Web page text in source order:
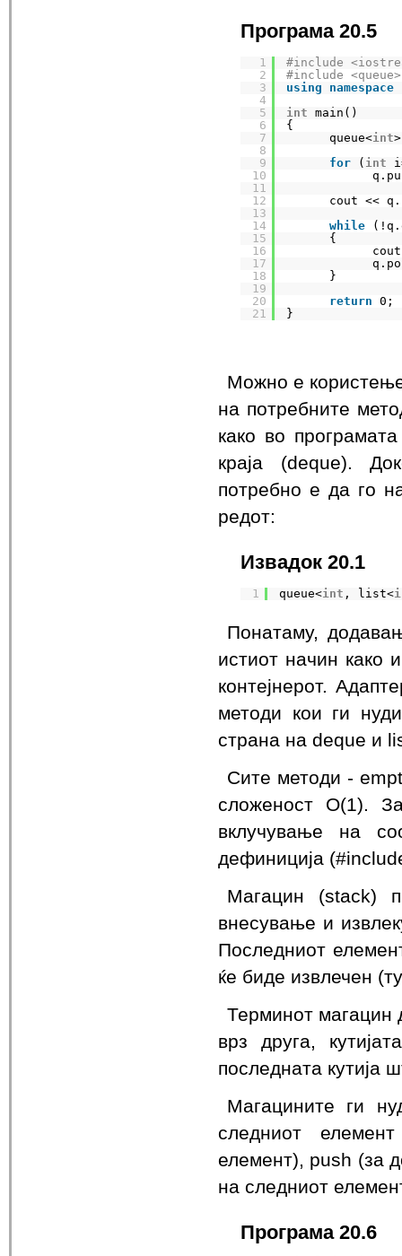
Програма 20.5
1
2
3
4
5
6
7
8
9
10
11
12
13
14
15
16
17
18
19
20
21
#include
#include <queue>
using
namespace
int main()
{
queue<int
for
( int
cout
while
{
}
return 0;
}
Можно е
на потребните
како во
краја (deque).
потребно е да го
редот:
Извадок 20.1
1 queue<int , list<
Понатаму,
истиот начин како
контејнерот.
методи кои ги
страна на deque и
Сите методи -
сложеност O(1).
вклучување на
дефиниција
Магацин (stack)
внесување и
Последниот
ќе биде извлечен
Терминот магацин
врз друга,
последната кутија
Магацините ги
следниот
елемент), push (за
на следниот
Програма 20.6